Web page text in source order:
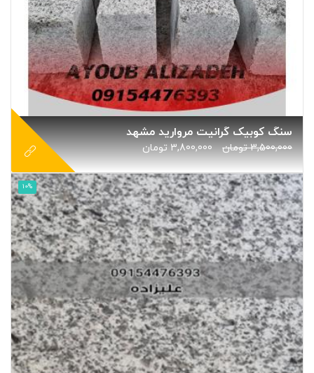
سنگ کوبیک گرانیت مروارید مشهد
3,500,000 تومان 3,800,000 تومان
10%